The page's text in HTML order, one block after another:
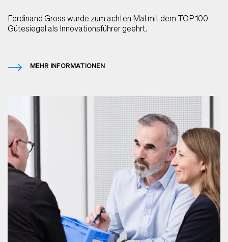
Ferdinand Gross wurde zum achten Mal mit dem TOP 100
Gütesiegel als Innovationsführer geehrt.
MEHR INFORMATIONEN